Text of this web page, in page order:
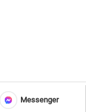
Messenger